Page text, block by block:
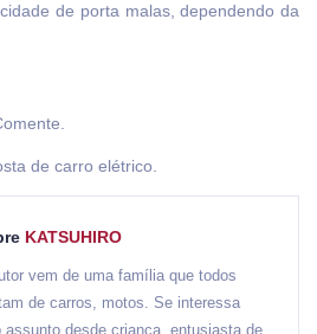
de porta malas, dependendo da
de carro elétrico.
KATSUHIRO
vem de uma família que todos
de carros, motos. Se interessa
assunto desde criança, entusiasta de